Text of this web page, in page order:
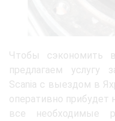
Чтобы сэкономить
предлагаем услугу
Scania с выездом в
оперативно прибудет
все необходимые